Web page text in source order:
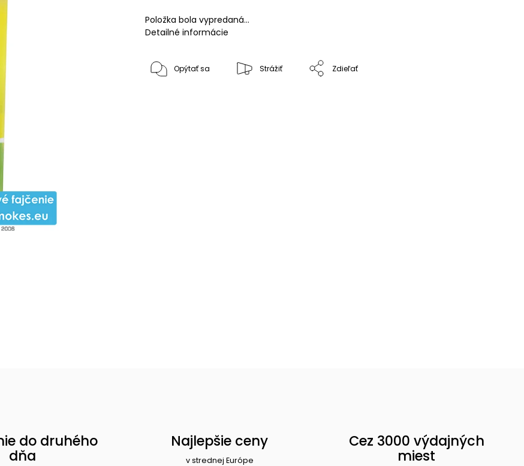
Položka bola vypredaná…
Detailné informácie
Opýtať sa Strážiť Zdieľať
do druhého
dňa
Najlepšie ceny
v strednej Európe
Cez 3000 výdajných
miest